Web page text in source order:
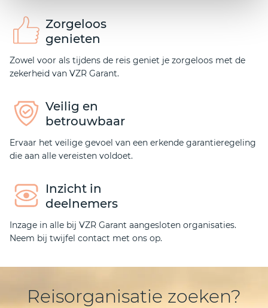
Zorgeloos
genieten
Zowel voor als tijdens de reis geniet je zorgeloos met de
zekerheid van VZR Garant.
Veilig en
betrouwbaar
Ervaar het veilige gevoel van een erkende garantieregeling
die aan alle vereisten voldoet.
Inzicht in
deelnemers
Inzage in alle bij VZR Garant aangesloten organisaties.
Neem bij twijfel contact met ons op.
Reisorganisatie zoeken?